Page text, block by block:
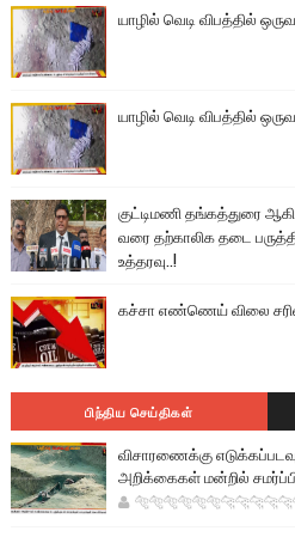
யாழில் வெடி விபத்தில்
யாழில் வெடி விபத்தில்
குட்டிமணி தங்கத்துரை
வரை தற்காலிக தடை
உத்தரவு..!
கச்சா எண்ணெய் விலை
பிந்திய செய்திகள்
விசாரணைக்கு
அறிக்கைகள் மன்றில்